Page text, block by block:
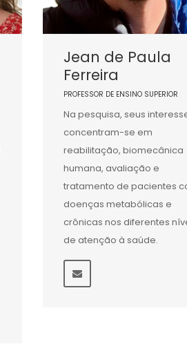
Jean de Paula
Ferreira
PROFESSOR DE ENSINO SUPERIOR
Na pesquisa, seus
concentram-se em
reabilitação, biomecânica
humana, avaliação e
tratamento de pacientes
doenças metabólicas e
crônicas nos diferentes
de atenção à saúde.